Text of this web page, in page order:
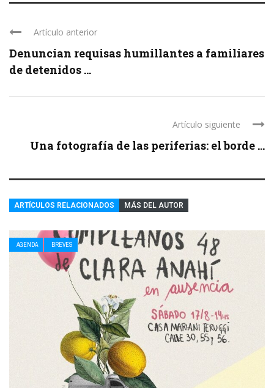
Artículo anterior
Denuncian requisas humillantes a familiares
de detenidos ...
Artículo siguiente
Una fotografía de las periferias: el borde ...
ARTÍCULOS RELACIONADOS MÁS DEL AUTOR
AGENDA BREVES